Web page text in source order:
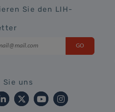
Sie den LIH-
Sie uns